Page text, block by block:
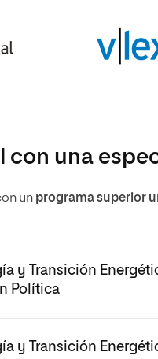
con una
un programa superior
y Transición
Política
y Transición